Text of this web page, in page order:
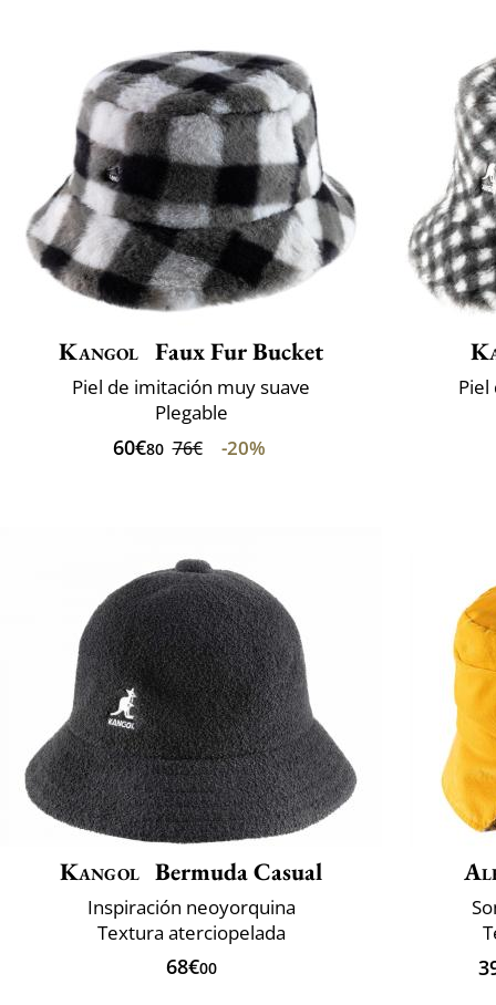
Kangol Faux Fur Bucket
Piel de imitación muy suave
Plegable
60€80 76€ -20%
Kangol Bermuda Casual
Inspiración neoyorquina
Textura aterciopelada
68€00